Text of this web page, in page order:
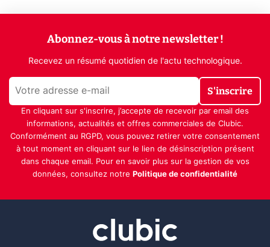
Abonnez-vous à notre newsletter !
Recevez un résumé quotidien de l'actu technologique.
S'inscrire
En cliquant sur s'inscrire, j’accepte de recevoir par email des
informations, actualités et offres commerciales de Clubic.
Conformément au RGPD, vous pouvez retirer votre consentement
à tout moment en cliquant sur le lien de désinscription présent
dans chaque email. Pour en savoir plus sur la gestion de vos
données, consultez notre Politique de confidentialité